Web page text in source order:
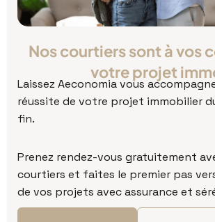
Nos courtiers sont à vos
votre projet
Laissez Aeconomia vous
réussite de votre projet immobilier
fin.
Prenez rendez-vous gratuitement
courtiers et faites le premier pas
de vos projets avec assurance et